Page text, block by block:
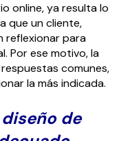
online, ya resulta lo
que un cliente,
reflexionar para
Por ese motivo, la
comunes,
la más indicada.
de